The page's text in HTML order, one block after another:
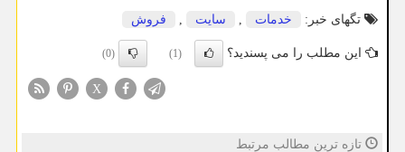
تگهای خبر:
خدمات سایت فروش
این مطلب را می پسندید؟ (1)
(0)
X
تازه ترین مطالب مرتبط